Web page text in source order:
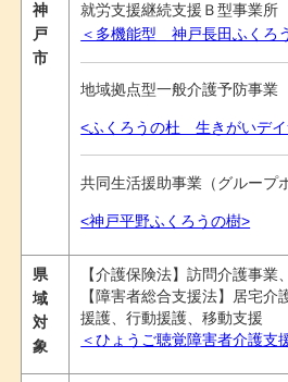
神
戸
市
就労支援継続支援Ｂ型事業所
＜多機能型 神戸長田ふくろ
地域拠点型一般介護予防事業
<ふくろうの杜 生きがいデ
共同生活援助事業（グループ
<神戸平野ふくろうの樹>
県
域
対
象
【介護保険法】訪問介護事業
【障害者総合支援法】居宅
援護、行動援護、移動支援
＜ひょうご聴覚障害者介護支